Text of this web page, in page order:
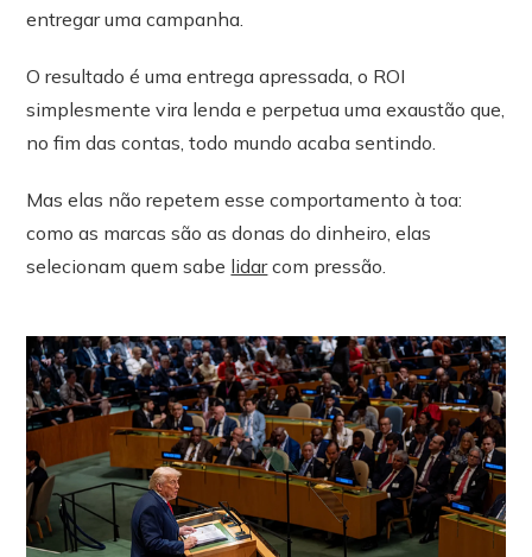
entregar uma campanha.
O resultado é uma entrega apressada, o ROI
simplesmente vira lenda e perpetua uma exaustão que,
no fim das contas, todo mundo acaba sentindo.
Mas elas não repetem esse comportamento à toa:
como as marcas são as donas do dinheiro, elas
selecionam quem sabe lidarcom pressão.